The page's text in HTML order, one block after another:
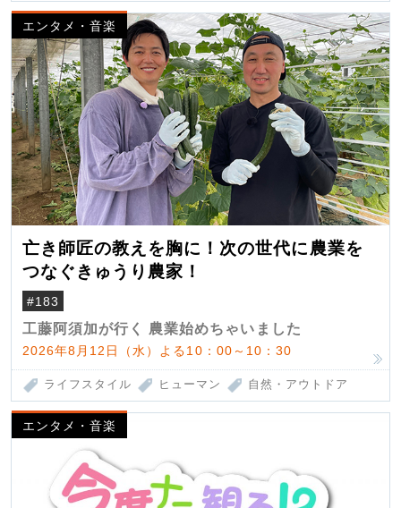
エンタメ・音楽
亡き師匠の教えを胸に！次の世代に農業を
つなぐきゅうり農家！
#183
工藤阿須加が行く 農業始めちゃいました
2026年8月12日（水）よる10：00～10：30
ライフスタイル ヒューマン 自然・アウトドア
エンタメ・音楽